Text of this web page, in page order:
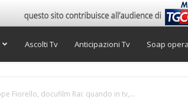
Ascolti Tv Anticipazioni Tv Soap opera
Fiorello, docufilm Rai: quando in tv,...